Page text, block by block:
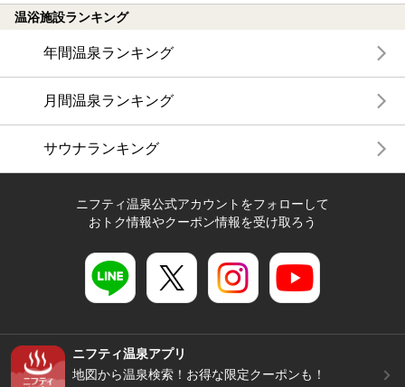
温浴施設ランキング
年間温泉ランキング
月間温泉ランキング
サウナランキング
ニフティ温泉公式アカウントをフォローして
おトク情報やクーポン情報を受け取ろう
ニフティ温泉アプリ
地図から温泉検索！お得な限定クーポンも！